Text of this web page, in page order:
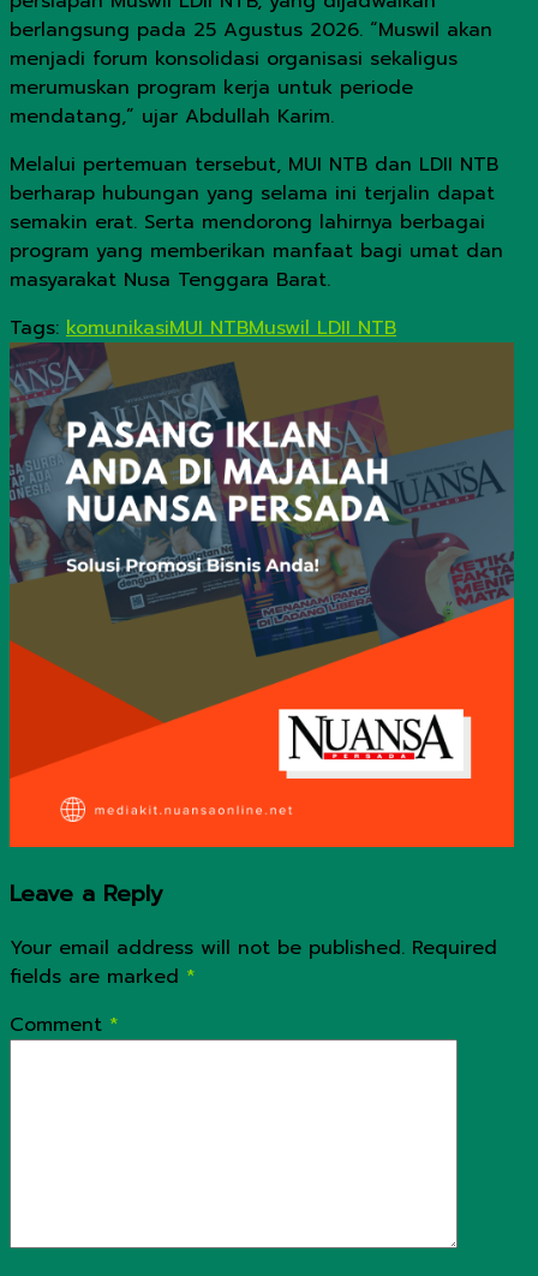
berlangsung pada 25 Agustus 2026. “Muswil akan
menjadi forum konsolidasi organisasi sekaligus
merumuskan program kerja untuk periode
mendatang,” ujar Abdullah Karim.
Melalui pertemuan tersebut, MUI NTB dan LDII NTB
berharap hubungan yang selama ini terjalin dapat
semakin erat. Serta mendorong lahirnya berbagai
program yang memberikan manfaat bagi umat dan
masyarakat Nusa Tenggara Barat.
Tags: komunikasiMUI NTBMuswil LDII NTB
Leave a Reply
Your email address will not be published. Required
fields are marked *
Comment *